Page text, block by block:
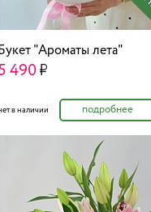
Букет "Ароматы лета"
490
в наличии подробнее